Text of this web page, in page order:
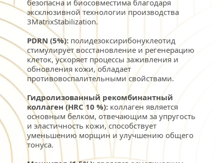
безопасна и биосовместима благодаря
эксклюзивной технологии производства
3MatrixStabilization.
PDRN (5%): полидезоксирибонуклеотид
стимулирует восстановление и регенерацию
клеток, ускоряет процессы заживления и
обновления кожи, обладает
противовоспалительными свойствами.
Гидролизованный рекомбинантный
коллаген (HRC 10 %): коллаген является
основным белком, отвечающим за упругость
и эластичность кожи, способствует
уменьшению морщин и улучшению общего
тонуса.